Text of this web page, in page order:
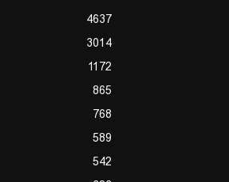
4637
3014
1172
865
768
589
542